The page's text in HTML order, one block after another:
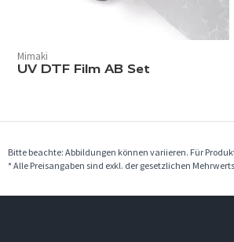
Mimaki
UV DTF Film AB Set
Bitte beachte: Abbildungen können variieren. Für
* Alle Preisangaben sind exkl. der gesetzlichen